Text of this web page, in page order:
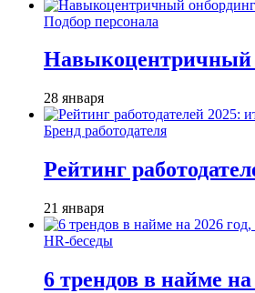
Подбор персонала
Навыкоцентричный
28 января
Бренд работодателя
Рейтинг
21 января
HR-беседы
6 трендов в найме